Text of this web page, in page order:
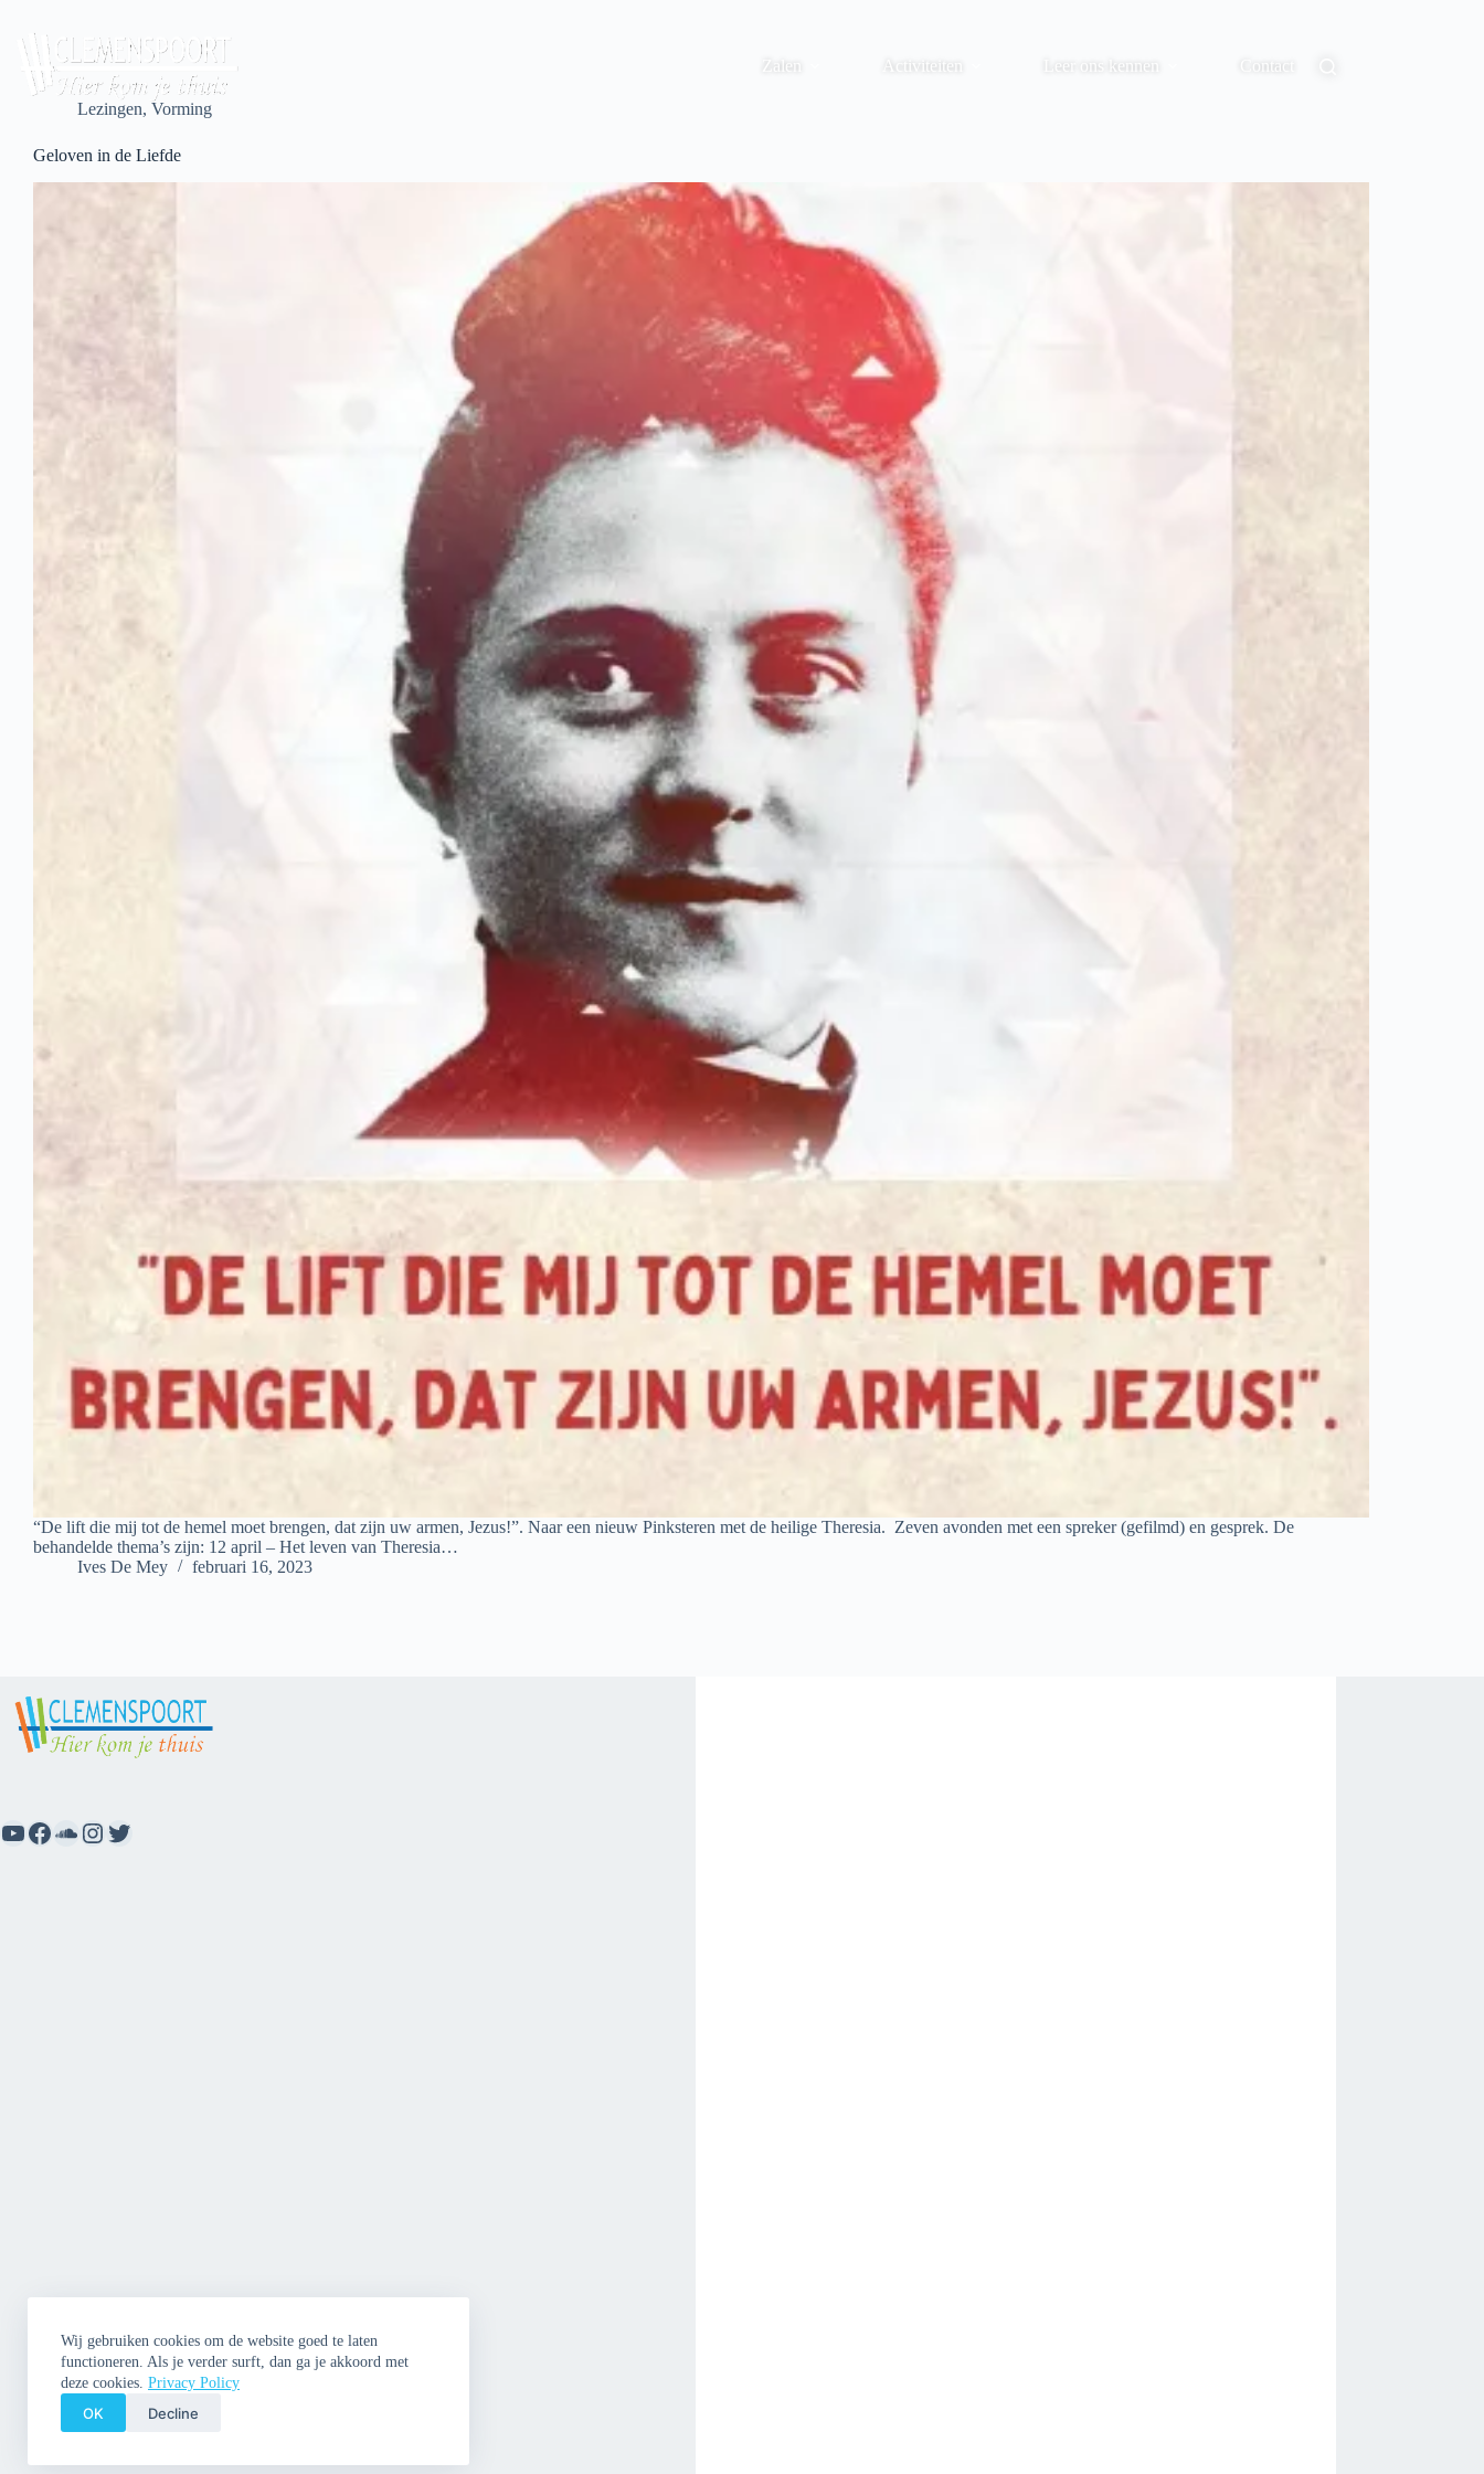
content
Wij gebruiken cookies om de website goed te laten
functioneren. Als je verder surft, dan ga je akkoord met
deze cookies. Privacy Policy
OK Decline
Zalen Activiteiten Leer ons kennen Contact
Lezingen, Vorming
Geloven in de Liefde
“De lift die mij tot de hemel moet brengen, dat zijn uw armen, Jezus!”. Naar een nieuw Pinksteren met de heilige Theresia. Zeven avonden met een spreker (gefilmd) en gesprek. De
behandelde thema’s zijn: 12 april – Het leven van Theresia…
Ives De Mey
februari 16, 2023
YouTube
Facebook
SoundCloud
Instagram
Twitter